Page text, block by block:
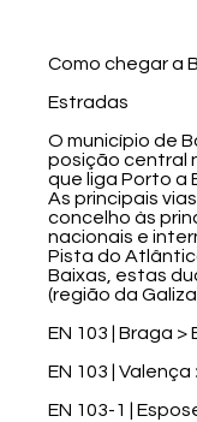
Como chegar a
Estradas
O município de
posição central
que liga Porto a
As principais
concelho às
nacionais e
Pista do
Baixas, estas
(região da
EN 103 | Braga >
EN 103 |
EN 103-1 |